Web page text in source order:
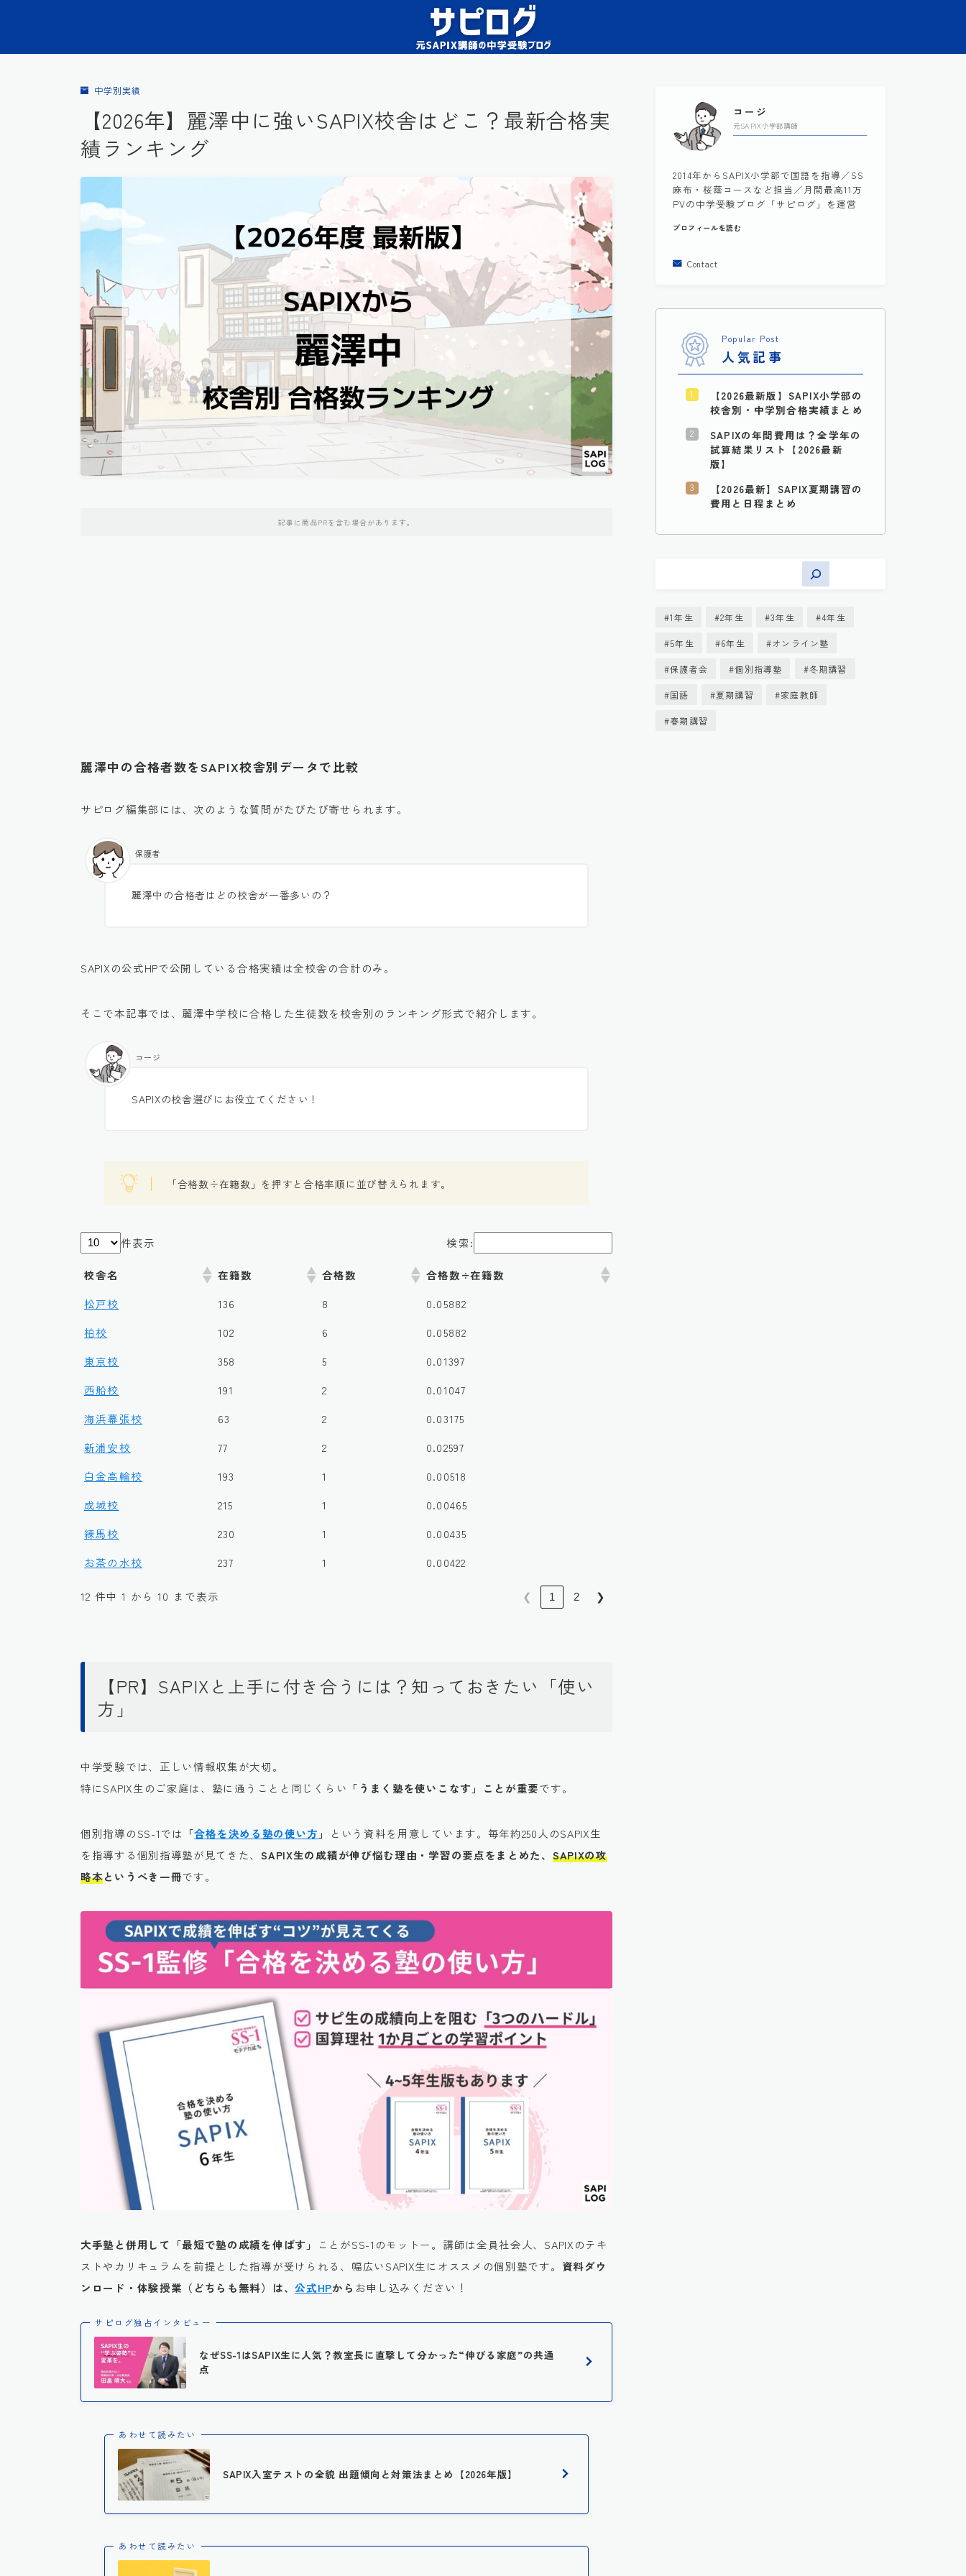
中学別実績
【2026年】麗澤中に強いSAPIX校舎はどこ？最新合格実
績ランキング
記事に商品PRを含む場合があります。
麗澤中の合格者数をSAPIX校舎別データで比較
サピログ編集部には、次のような質問がたびたび寄せられます。
麗澤中の合格者はどの校舎が一番多いの？
保護者
SAPIXの公式HPで公開している合格実績は全校舎の合計のみ。
そこで本記事では、麗澤中学校に合格した生徒数を校舎別のランキング形式で紹介します。
SAPIXの校舎選びにお役立てください！
コージ
「合格数÷在籍数」を押すと合格率順に並び替えられます。
件表示 検索:
校舎名 在籍数 合格数
合格数÷在籍数
松戸校
136 8
0.05882
柏校
102 6
0.05882
東京校
358 5
0.01397
西船校
191 2
0.01047
海浜幕張校
63 2
0.03175
新浦安校
77 2
0.02597
白金高輪校
193 1
0.00518
成城校
215 1
0.00465
練馬校
230 1
0.00435
お茶の水校
237 1 0.00422
12 件中 1 から 10 まで表示 ❮ 1 2 ❯
【PR】SAPIXと上手に付き合うには？知っておきたい「使い
方」
中学受験では、正しい情報収集が大切。
特にSAPIX生のご家庭は、塾に通うことと同じくらい 「うまく塾を使いこなす」ことが重要です。
個別指導のSS-1では 「合格を決める塾の使い方 」
という資料を用意しています。毎年約250人のSAPIX生
を指導する個別指導塾が見てきた、SAPIX生の成績が伸び悩む理由・学習の要点をまとめた、 SAPIXの攻
略本というべき一冊です。
大手塾と併用して「最短で塾の成績を伸ばす」
ことがSS-1のモットー。講師は全員社会人、SAPIXのテキ
ストやカリキュラムを前提とした指導が受けられる、幅広いSAPIX生にオススメの個別塾です。 資料ダウ
ンロード・体験授業（どちらも無料）は、公式HPから お申し込みください！
サピログ独占インタビュー
なぜSS-1はSAPIX生に人気？教室長に直撃して分かった“伸びる家庭”の共通
点
あわせて読みたい
SAPIX入室テストの全貌 出題傾向と対策法まとめ【2026年版】
あわせて読みたい
コージ
元SAPIX小学部講師
2014年からSAPIX小学部で国語を指導／SS
麻布・桜蔭コースなど担当／月間最高11万
PVの中学受験ブログ「サピログ」を運営
プロフィールを読む
Contact
Popular Post
人気記事
【2026最新版】SAPIX小学部の
校舎別・中学別合格実績まとめ
SAPIXの年間費用は？全学年の
試算結果リスト【2026最新
版】
【2026最新】SAPIX夏期講習の
費用と日程まとめ
1年生 2年生 3年生 4年生
5年生 6年生 オンライン塾
保護者会 個別指導塾 冬期講習
国語 夏期講習 家庭教師
春期講習